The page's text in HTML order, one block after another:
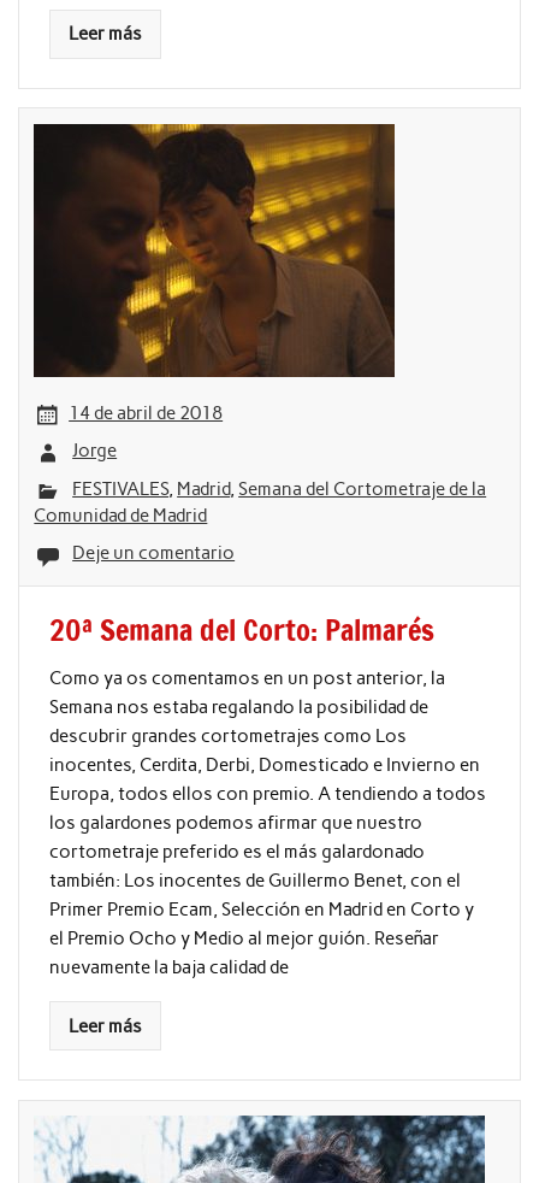
Leer más
14 de abril de 2018
Jorge
FESTIVALES, Madrid,Semana del Cortometraje de la
Comunidad de Madrid
Deje un comentario
20ª Semana del Corto: Palmarés
Como ya os comentamos en un post anterior, la
Semana nos estaba regalando la posibilidad de
descubrir grandes cortometrajes como Los
inocentes, Cerdita, Derbi, Domesticado e Invierno en
Europa, todos ellos con premio. A tendiendo a todos
los galardones podemos afirmar que nuestro
cortometraje preferido es el más galardonado
también: Los inocentes de Guillermo Benet, con el
Primer Premio Ecam, Selección en Madrid en Corto y
el Premio Ocho y Medio al mejor guión. Reseñar
nuevamente la baja calidad de
Leer más